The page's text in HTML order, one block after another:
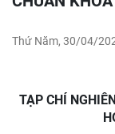
Thứ Năm, 30/04/
TẠP CHÍ